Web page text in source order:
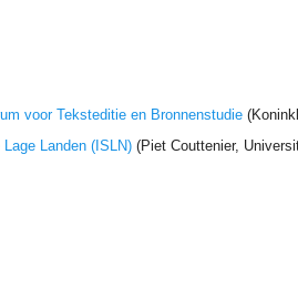
voor Teksteditie en Bronnenstudie
Landen (ISLN) (Piet Couttenier,